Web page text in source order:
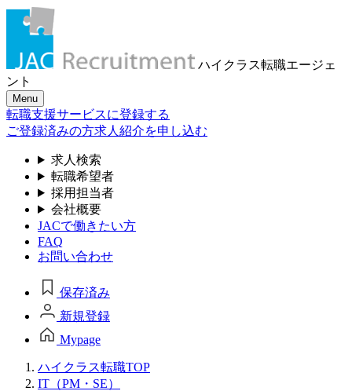
ハイクラス転職エージェ
ント
Menu
転職支援サービスに登録する
ご登録済みの方求人紹介を申し込む
求人検索
転職希望者
採用担当者
会社概要
JACで働きたい方
FAQ
お問い合わせ
保存済み
新規登録
Mypage
ハイクラス転職TOP
IT（PM・SE）